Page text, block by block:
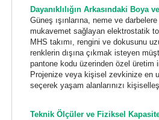
Dayanıklılığın Arkasındaki Boya
Güneş ışınlarına, neme ve
mukavemet sağlayan elektrostatik
MHS takımı, rengini ve dokusunu
renklerin dışına çıkmak isteyen
pantone kodu üzerinden özel üretim
Projenize veya kişisel zevkinize en
seçerek yaşam alanlarınızı
Teknik Ölçüler ve Fiziksel